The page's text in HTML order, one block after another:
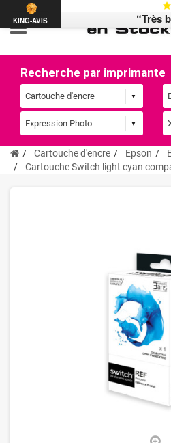
Recherche par imprimante
Cartouche d'encre Epson
Cartouche Switch light cyan
KING-AVIS “Très